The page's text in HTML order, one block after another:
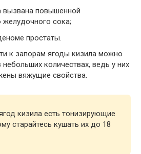
вызвана повышенной
желудочного сока;
простаты.
к запорам ягоды кизила можно
количествах, ведь у них
вяжущие свойства.
кизила есть тонизирующие
старайтесь кушать их до 18